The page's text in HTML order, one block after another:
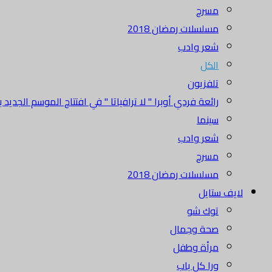
مسرح
مسلسلات رمضان 2018
شعر وادب
الكل
تلفزيون
رائعة فردي أوبرا " لا ترافياتا " في افتتاح الموسم الجديد
سينما
شعر وادب
مسرح
مسلسلات رمضان 2018
لايف ستايل
توك شو
صحة وجمال
مرأة وطفل
ورا كل باب